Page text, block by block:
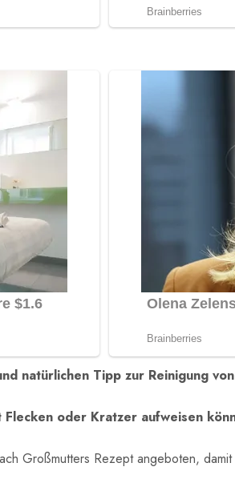
natürlichen Tipp zur Reinigung
Flecken oder Kratzer aufweisen
Großmutters Rezept angeboten,